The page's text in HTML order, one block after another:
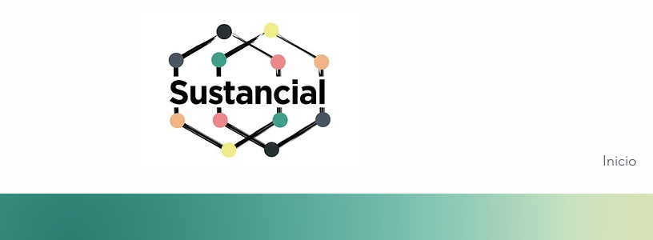
Inicio